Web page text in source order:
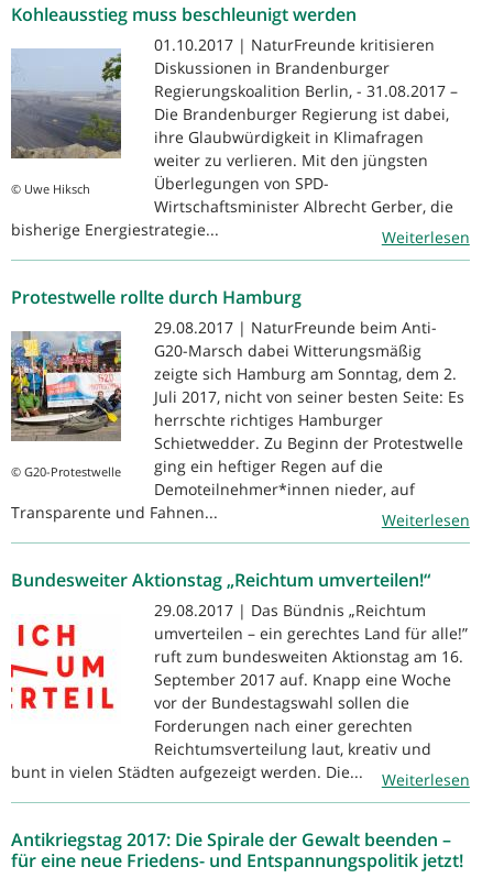
Kohleausstieg muss beschleunigt werden
© Uwe Hiksch
01.10.2017 | NaturFreunde kritisieren
Diskussionen in Brandenburger
Regierungskoalition Berlin, - 31.08.2017 –
Die Brandenburger Regierung ist dabei,
ihre Glaubwürdigkeit in Klimafragen
weiter zu verlieren. Mit den jüngsten
Überlegungen von SPD-
Wirtschaftsminister Albrecht Gerber, die
bisherige Energiestrategie...
Weiterlesen
Protestwelle rollte durch Hamburg
© G20-Protestwelle
29.08.2017 | NaturFreunde beim Anti-
G20-Marsch dabei Witterungsmäßig
zeigte sich Hamburg am Sonntag, dem 2.
Juli 2017, nicht von seiner besten Seite: Es
herrschte richtiges Hamburger
Schietwedder. Zu Beginn der Protestwelle
ging ein heftiger Regen auf die
Demoteilnehmer*innen nieder, auf
Transparente und Fahnen...
Weiterlesen
Bundesweiter Aktionstag „Reichtum umverteilen!“
29.08.2017 | Das Bündnis „Reichtum
umverteilen – ein gerechtes Land für alle!”
ruft zum bundesweiten Aktionstag am 16.
September 2017 auf. Knapp eine Woche
vor der Bundestagswahl sollen die
Forderungen nach einer gerechten
Reichtumsverteilung laut, kreativ und
bunt in vielen Städten aufgezeigt werden. Die...
Weiterlesen
Antikriegstag 2017: Die Spirale der Gewalt beenden –
für eine neue Friedens- und Entspannungspolitik jetzt!